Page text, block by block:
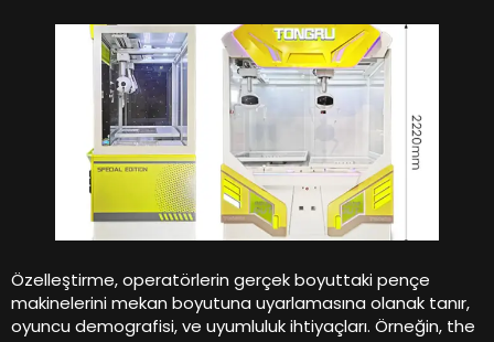
Özelleştirme, operatörlerin gerçek boyuttaki pençe
makinelerini mekan boyutuna uyarlamasına olanak tanır,
oyuncu demografisi, ve uyumluluk ihtiyaçları. Örneğin, the